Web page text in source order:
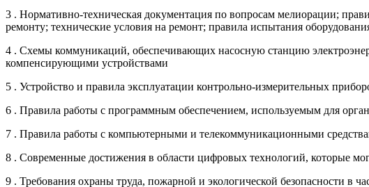
3 . Нормативно-техническая документация по вопросам мелиорации;
ремонту; технические условия на ремонт; правила испытания
4 . Схемы коммуникаций, обеспечивающих насосную станцию
компенсирующими устройствами
5 . Устройство и правила эксплуатации контрольно-измерительных
6 . Правила работы с программным обеспечением, используемым для
7 . Правила работы с компьютерными и телекоммуникационными
8 . Современные достижения в области цифровых технологий, которые
9 . Требования охраны труда, пожарной и экологической безопасности в